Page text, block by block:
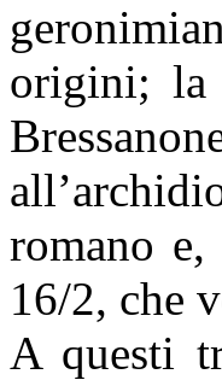
origini; la
romano
16/2, che
A questi